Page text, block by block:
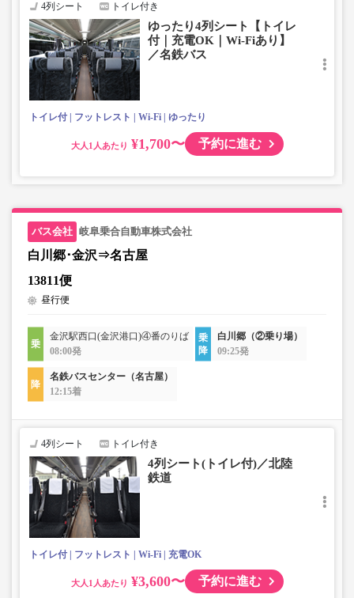
4列シート トイレ付き
ゆったり4列シート【トイレ
付｜充電OK｜Wi-Fiあり】
／名鉄バス
トイレ付 フットレスト Wi-Fi ゆったり
大人 ¥1,700〜 予約に進む
岐阜乗合自動車株式会社
白川郷･金沢⇒名古屋
13811便
昼行便
金沢駅西口(金沢港口)④番のりば
08:00発
白川郷（②乗り場）
09:25発
名鉄バスセンター（名古屋）
12:15着
4列シート トイレ付き
4列シート(トイレ付)／北陸
鉄道
トイレ付 フットレスト Wi-Fi 充電OK
大人 ¥3,600〜 予約に進む